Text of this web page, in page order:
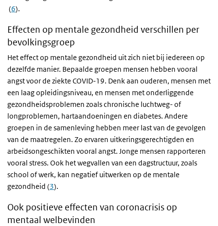
(6).
Effecten op mentale gezondheid verschillen per
bevolkingsgroep
Het effect op mentale gezondheid uit zich niet bij iedereen op
dezelfde manier. Bepaalde groepen mensen hebben vooral
angst voor de ziekte COVID-19. Denk aan ouderen, mensen met
een laag opleidingsniveau, en mensen met onderliggende
gezondheidsproblemen zoals chronische luchtweg- of
longproblemen, hartaandoeningen en diabetes. Andere
groepen in de samenleving hebben meer last van de gevolgen
van de maatregelen. Zo ervaren uitkeringsgerechtigden en
arbeidsongeschikten vooral angst. Jonge mensen rapporteren
vooral stress. Ook het wegvallen van een dagstructuur, zoals
school of werk, kan negatief uitwerken op de mentale
gezondheid (3).
Ook positieve effecten van coronacrisis op
mentaal welbevinden